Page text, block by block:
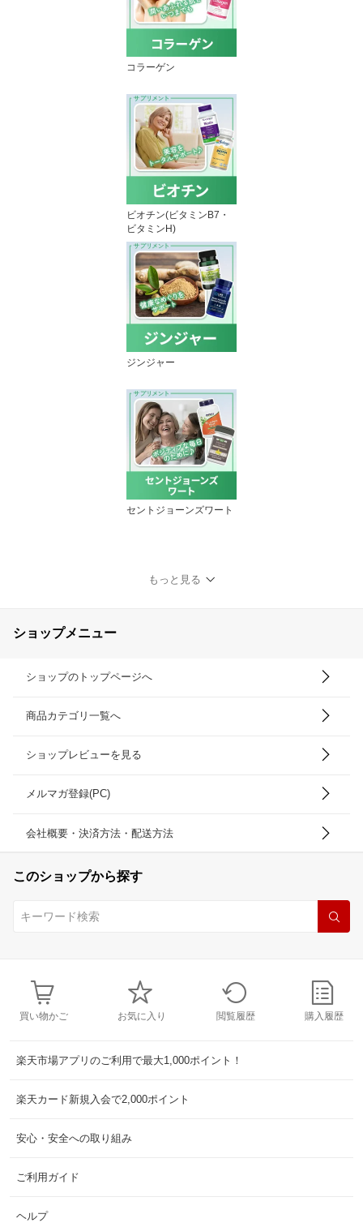
コラーゲン
ビオチン(ビタミンB7・
ビタミンH)
ジンジャー
セントジョーンズワート
もっと見る
ショップメニュー
ショップのトップページへ
商品カテゴリ一覧へ
ショップレビューを見る
メルマガ登録(PC)
会社概要・決済方法・配送方法
このショップから探す
買い物かご お気に入り 閲覧履歴 購入履歴
楽天市場アプリのご利用で最大1,000ポイント！
楽天カード新規入会で2,000ポイント
安心・安全への取り組み
ご利用ガイド
ヘルプ